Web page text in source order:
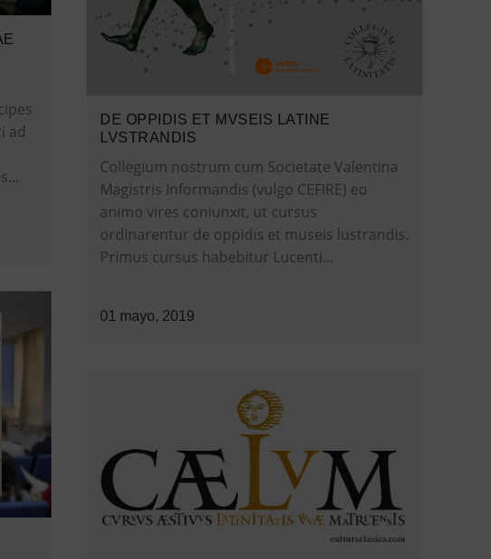
DE OPPIDIS ET MVSEIS LATINE
LVSTRANDIS
Collegium nostrum cum Societate Valentina
Magistris Informandis (vulgo CEFIRE) eo
animo vires coniunxit, ut cursus
ordinarentur de oppidis et museis lustrandis.
Primus cursus habebitur Lucenti...
01 mayo, 2019
ad